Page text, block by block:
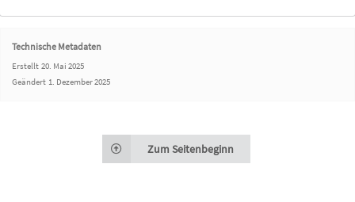
Technische Metadaten
Erstellt 20. Mai 2025
Geändert 1. Dezember 2025
Zum Seitenbeginn